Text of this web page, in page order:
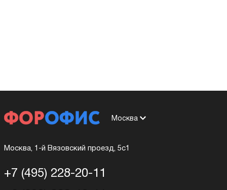
Москва
Москва, 1-й Вязовский проезд, 5с1
+7 (495) 228-20-11